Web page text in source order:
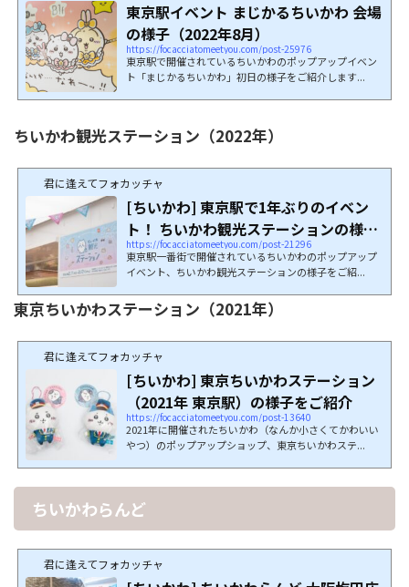
東京駅イベント まじかるちいかわ 会場
の様子（2022年8月）
https://focacciatomeetyou.com/post-25976
東京駅で開催されているちいかわのポップアップイベン
ト「まじかるちいかわ」初日の様子をご紹介します...
ちいかわ観光ステーション（2022年）
君に逢えてフォカッチャ
[ちいかわ] 東京駅で1年ぶりのイベン
ト！ ちいかわ観光ステーションの様子
をご紹介...
https://focacciatomeetyou.com/post-21296
東京駅一番街で開催されているちいかわのポップアップ
イベント、ちいかわ観光ステーションの様子をご紹...
東京ちいかわステーション（2021年）
君に逢えてフォカッチャ
[ちいかわ] 東京ちいかわステーション
（2021年 東京駅）の様子をご紹介
https://focacciatomeetyou.com/post-13640
2021年に開催されたちいかわ（なんか小さくてかわいい
やつ）のポップアップショップ、東京ちいかわステ...
ちいかわらんど
君に逢えてフォカッチャ